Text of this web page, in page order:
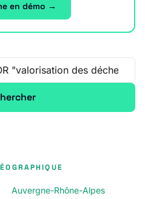
en démo →
Auvergne-Rhône-Alpes